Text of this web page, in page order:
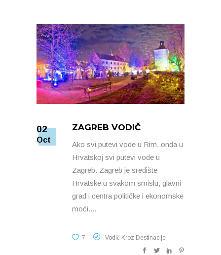
02
Oct
ZAGREB VODIČ
Ako svi putevi vode u Rim, onda u
Hrvatskoj svi putevi vode u
Zagreb. Zagreb je središte
Hrvatske u svakom smislu, glavni
grad i centra političke i ekonomske
moći.
7 Vodič Kroz Destinacije